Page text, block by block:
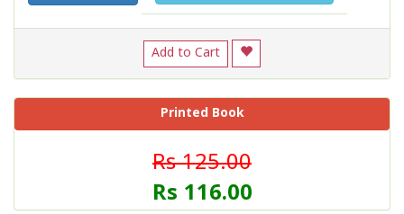
Add to Cart
Printed Book
Rs 125.00
Rs 116.00